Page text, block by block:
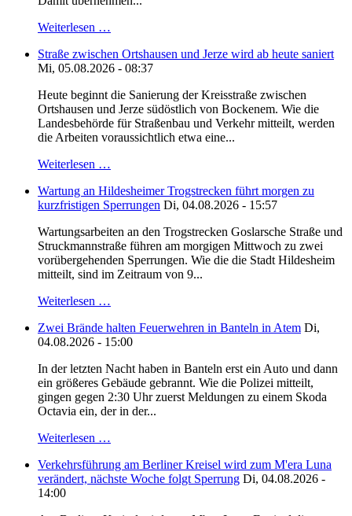
Weiterlesen …
Straße zwischen Ortshausen und Jerze wird ab heute saniert
Mi, 05.08.2026 - 08:37
Heute beginnt die Sanierung der Kreisstraße zwischen
Ortshausen und Jerze südöstlich von Bockenem. Wie die
Landesbehörde für Straßenbau und Verkehr mitteilt, werden
die Arbeiten voraussichtlich etwa eine...
Weiterlesen …
Wartung an Hildesheimer Trogstrecken führt morgen zu
kurzfristigen Sperrungen Di, 04.08.2026 - 15:57
Wartungsarbeiten an den Trogstrecken Goslarsche Straße und
Struckmannstraße führen am morgigen Mittwoch zu zwei
vorübergehenden Sperrungen. Wie die die Stadt Hildesheim
mitteilt, sind im Zeitraum von 9...
Weiterlesen …
Zwei Brände halten Feuerwehren in Banteln in Atem Di,
04.08.2026 - 15:00
In der letzten Nacht haben in Banteln erst ein Auto und dann
ein größeres Gebäude gebrannt. Wie die Polizei mitteilt,
gingen gegen 2:30 Uhr zuerst Meldungen zu einem Skoda
Octavia ein, der in der...
Weiterlesen …
Verkehrsführung am Berliner Kreisel wird zum M'era Luna
verändert, nächste Woche folgt Sperrung Di, 04.08.2026 -
14:00